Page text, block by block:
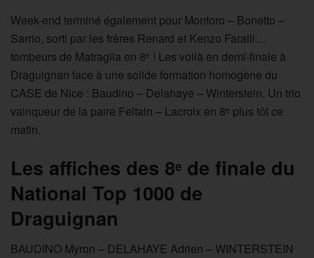
Week-end terminé également pour Montoro – Bonetto –
Sarrio, sorti par les frères Renard et Kenzo Faralli…
tombeurs de Matraglia en 8e ! Les voilà en demi-finale à
Draguignan face à une solide formation homogène du
CASE de Nice : Baudino – Delahaye – Winterstein. Un trio
vainqueur de la paire Feltain – Lacroix en 8e plus tôt ce
matin.
Les affiches des 8e de finale du
National Top 1000 de
Draguignan
BAUDINO Myron – DELAHAYE Adrien – WINTERSTEIN